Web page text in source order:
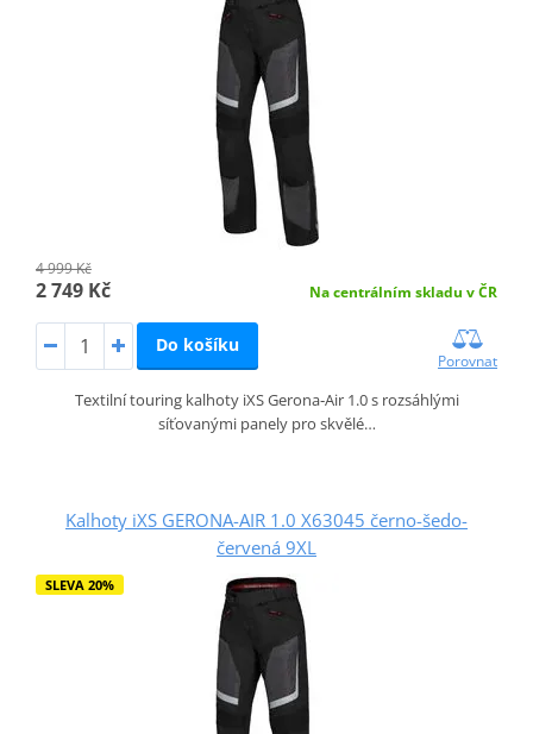
4 999 Kč
2 749 Kč Na centrálním skladu v ČR
Do košíku
Porovnat
Textilní touring kalhoty iXS Gerona‑Air 1.0 s rozsáhlými
síťovanými panely pro skvělé…
Kalhoty iXS GERONA-AIR 1.0 X63045 černo-šedo-
červená 9XL
SLEVA 20%